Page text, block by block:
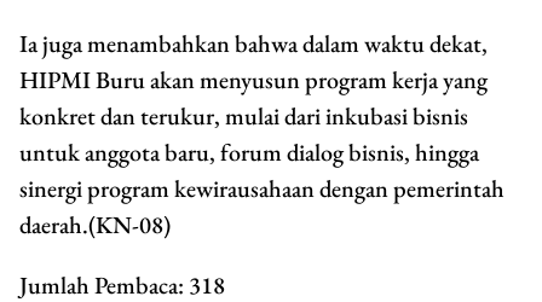
Ia juga menambahkan bahwa dalam waktu dekat,
HIPMI Buru akan menyusun program kerja yang
konkret dan terukur, mulai dari inkubasi bisnis
untuk anggota baru, forum dialog bisnis, hingga
sinergi program kewirausahaan dengan pemerintah
daerah.(KN-08)
Jumlah Pembaca: 318